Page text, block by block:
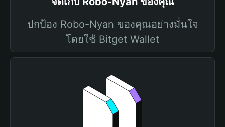
ปกป้อง Robo-Nyan ของคุณอย่างมั่นใจ
โดยใช้ Bitget Wallet